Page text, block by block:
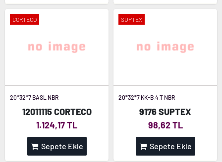
CORTECO
20*32*7 BASL NBR
12011115 CORTECO
1.124,17 TL
Sepete Ekle
SUPTEX
20*32*7 KK-B.4.T NBR
9176 SUPTEX
98,62 TL
Sepete Ekle